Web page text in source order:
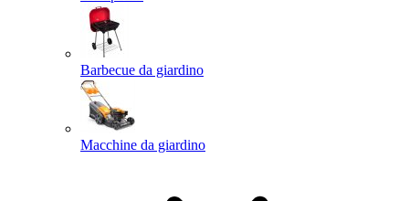
Barbecue da giardino
Macchine da giardino